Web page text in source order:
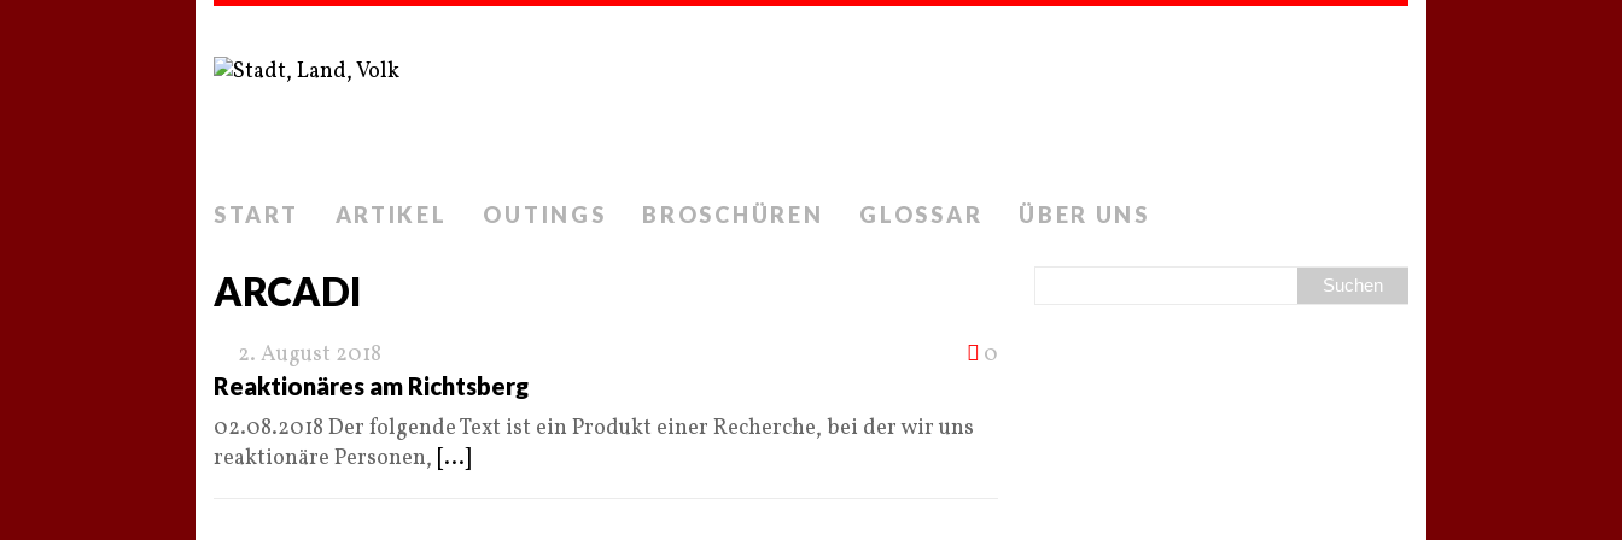
START ARTIKEL OUTINGS BROSCHÜREN GLOSSAR ÜBER UNS
ARCADI
2. August 2018 0
Reaktionäres am Richtsberg
02.08.2018 Der folgende Text ist ein Produkt einer Recherche, bei der wir uns
reaktionäre Personen, [...]